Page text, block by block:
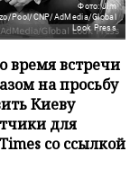
Фото: Jim
Pool/CNP/AdMedia/Global
Look Press
время встречи
на просьбу
Киеву
для
со ссылкой